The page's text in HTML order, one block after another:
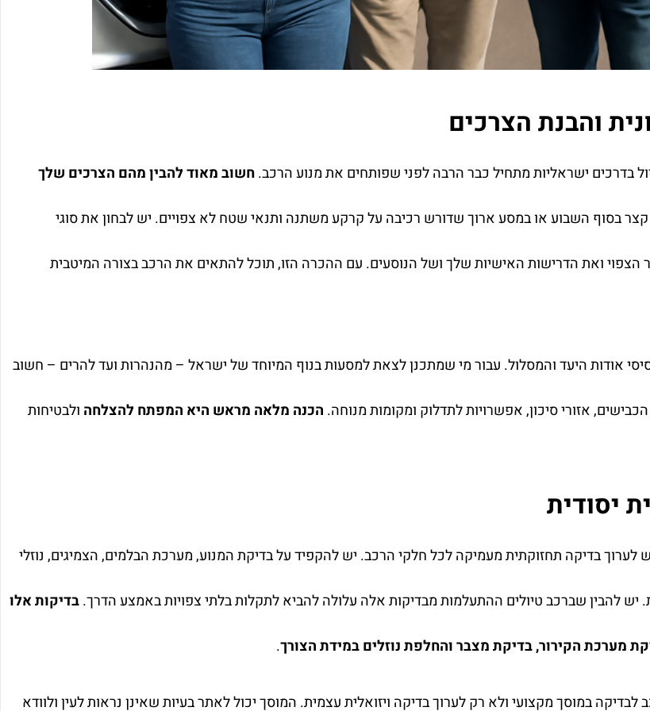
והבנת הצרכים
בדרכים ישראליות מתחיל כבר הרבה לפני שפותחים את מנוע הרכב.חשוב מאוד להבין מהם הצרכים שלך
בסוף השבוע או במסע ארוך שדורש רכיבה על קרקע משתנה ותנאי שטח לא צפויים. יש לבחון את סוגי
הצפוי ואת הדרישות האישיות שלך ושל הנוסעים. עם ההכרה הזו, תוכל להתאים את הרכב בצורה המיטבית
אודות היעד והמסלול. עבור מי שמתכנן לצאת למסעות בנוף המיוחד של ישראל – מהנהרות ועד להרים – חשוב
אזורי סיכון, אפשרויות לתדלוק ומקומות מנוחה. הכנה מלאה מראש היא המפתח להצלחה ולבטיחות
יסודית
בדיקה תחזוקתית מעמיקה לכל חלקי הרכב. יש להקפיד על בדיקת המנוע, מערכת הבלמים, הצמיגים, נוזלי
יש להבין שברכב טיולים ההתעלמות מבדיקות אלה עלולה להביא לתקלות בלתי צפויות באמצע הדרך.בדיקות אלו
מערכת הקירור, בדיקת מצבר והחלפת נוזלים במידת הצורך.
במוסך מקצועי ולא רק לערוך בדיקה ויזואלית עצמית. המוסך יכול לאתר בעיות שאינן נראות לעין ולוודא